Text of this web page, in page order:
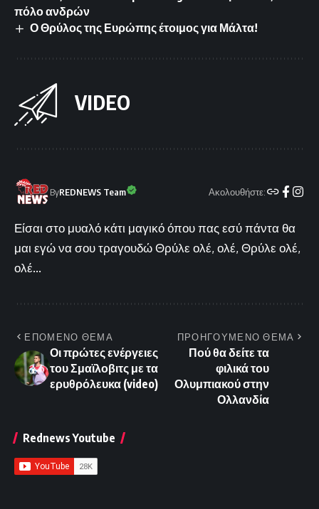
πόλο ανδρών
Ο Θρύλος της Ευρώπης έτοιμος για Μάλτα!
VIDEO
ByREDNEWS Team Ακολουθήστε:
Είσαι στο μυαλό κάτι μαγικό όπου πας εσύ πάντα θα
μαι εγώ να σου τραγουδώ Θρύλε ολέ, ολέ, Θρύλε ολέ,
ολέ...
ΕΠΟΜΕΝΟ ΘΕΜΑ
Οι πρώτες ενέργειες
του Σμαϊλοβιτς με τα
ερυθρόλευκα (video)
ΠΡΟΗΓΟΥΜΕΝΟ ΘΕΜΑ
Πού θα δείτε τα
φιλικά του
Ολυμπιακού στην
Ολλανδία
Rednews Youtube